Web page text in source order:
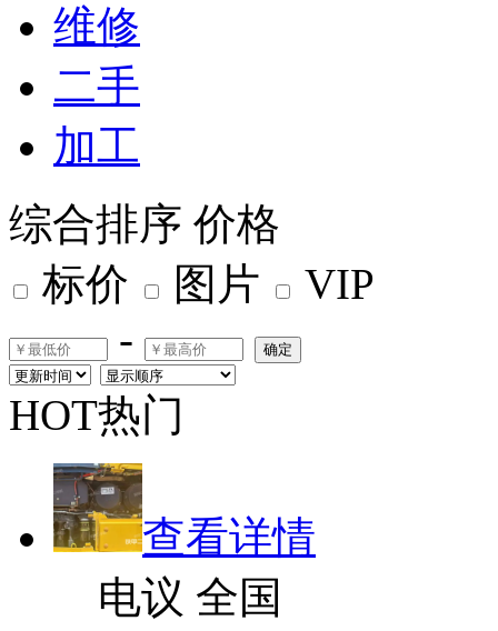
维修
二手
加工
综合排序 价格
标价
图片
VIP
-
确定
HOT热门
查看详情
电议 全国